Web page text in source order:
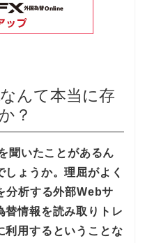
んて本当に存
？
聞いたことがあるん
ょうか。理屈がよく
分析する外部Webサ
替情報を読み取りトレ
利用するということな